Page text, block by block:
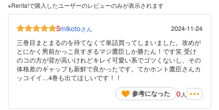
※Renta!で購入したユーザーのレビューのみが表示されます
5mikotoさん
2024-11-24
三巻目まとまるのを待てなくて単話買ってしまいました。攻めが
とにかく男前かっこ良すぎるマジ鷹臣しか勝たん！です笑 受け
のコの方が背が高いけれどキレイ可愛い系でゴツくないし、その
体格差のギャップも新鮮で良かったです。てかホント鷹臣さんカ
ッコイイ…4巻も出てほしいです！！
参考になった
0 人